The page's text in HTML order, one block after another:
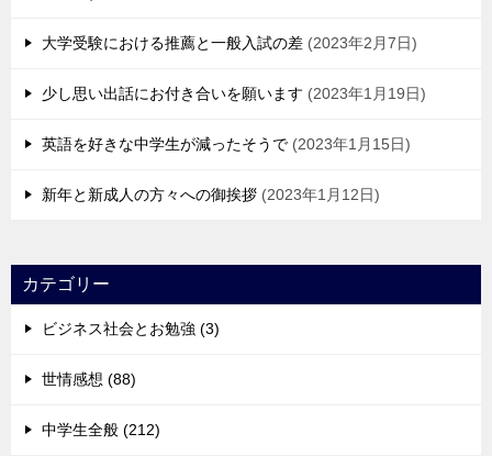
大学受験における推薦と一般入試の差 2023年2月7日
少し思い出話にお付き合いを願います 2023年1月19日
英語を好きな中学生が減ったそうで 2023年1月15日
新年と新成人の方々への御挨拶 2023年1月12日
カテゴリー
ビジネス社会とお勉強 (3)
世情感想 (88)
中学生全般 (212)